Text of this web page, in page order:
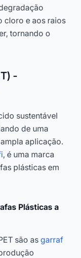
cloro e aos raios
tornando o
-
sustentável
de uma
aplicação.
, é uma marca
plásticas em
Plásticas a
são as garraf